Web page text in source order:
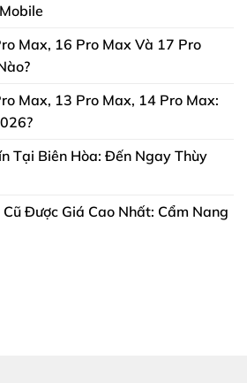
Max, 16 Pro Max Và 17 Pro
Max, 13 Pro Max, 14 Pro Max:
Tại Biên Hòa: Đến Ngay Thùy
Được Giá Cao Nhất: Cẩm Nang